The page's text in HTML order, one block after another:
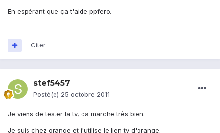
En espérant que ça t'aide ppfero.
Citer
stef5457
Posté(e) 25 octobre 2011
Je viens de tester la tv, ca marche très bien.
Je suis chez orange et j'utilise le lien tv d'orange.